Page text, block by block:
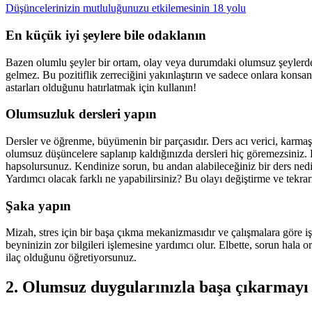
Düşüncelerinizin mutluluğunuzu etkilemesinin 18 yolu
En küçük iyi şeylere bile odaklanın
Bazen olumlu şeyler bir ortam, olay veya durumdaki olumsuz
gelmez. Bu pozitiflik zerreciğini yakınlaştırın ve sadece onlara
astarları olduğunu hatırlatmak için kullanın!
Olumsuzluk dersleri yapın
Dersler ve öğrenme, büyümenin bir parçasıdır. Ders acı verici,
olumsuz düşüncelere saplanıp kaldığınızda dersleri hiç
hapsolursunuz. Kendinize sorun, bu andan alabileceğiniz bir ders
Yardımcı olacak farklı ne yapabilirsiniz? Bu olayı değiştirme ve
Şaka yapın
Mizah, stres için bir başa çıkma mekanizmasıdır ve çalışmalara
beyninizin zor bilgileri işlemesine yardımcı olur. Elbette, sorun hala
ilaç olduğunu öğretiyorsunuz.
2. Olumsuz duygularınızla başa